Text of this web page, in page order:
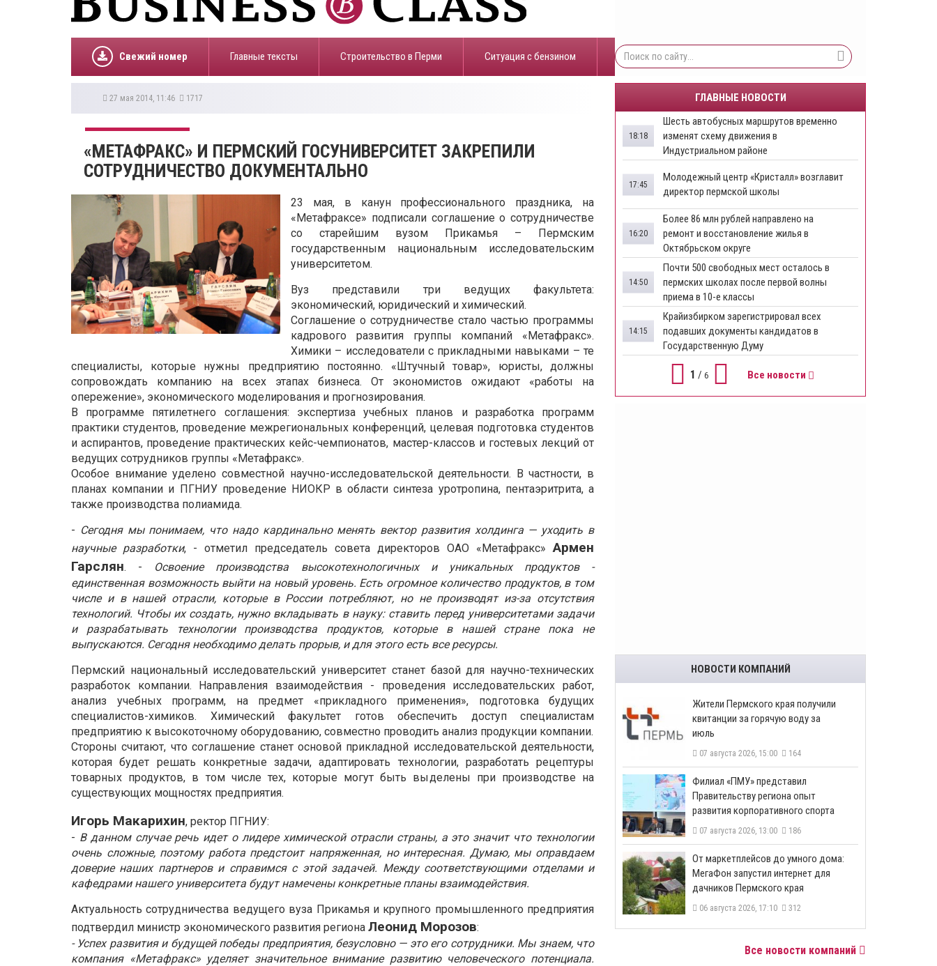
Свежий номер Главные тексты Строительство в Перми ​Ситуация с бензином
27 мая 2014, 11:46 1717
«МЕТАФРАКС» И ПЕРМСКИЙ ГОСУНИВЕРСИТЕТ ЗАКРЕПИЛИ
СОТРУДНИЧЕСТВО ДОКУМЕНТАЛЬНО
23 мая, в канун профессионального праздника, на
«Метафраксе» подписали соглашение о сотрудничестве
со старейшим вузом Прикамья – Пермским
государственным национальным исследовательским
университетом.
Вуз представили три ведущих факультета:
экономический, юридический и химический.
Соглашение о сотрудничестве стало частью программы
кадрового развития группы компаний «Метафракс».
Химики – исследователи с прикладными навыками – те
специалисты, которые нужны предприятию постоянно. «Штучный товар», юристы, должны
сопровождать компанию на всех этапах бизнеса. От экономистов ожидают «работы на
опережение», экономического моделирования и прогнозирования.
В программе пятилетнего соглашения: экспертиза учебных планов и разработка программ
практики студентов, проведение межрегиональных конференций, целевая подготовка студентов
и аспирантов, проведение практических кейс-чемпионатов, мастер-классов и гостевых лекций от
ведущих сотрудников группы «Метафракс».
Особое внимание уделено совместной научно-исследовательской деятельности. В частности, в
планах компании и ПГНИУ проведение НИОКР в области синтеза уротропина, пентаэритрита, а
также производства полиамида.
- Сегодня мы понимаем, что надо кардинально менять вектор развития холдинга — уходить в
научные разработки, - отметил председатель совета директоров ОАО «Метафракс»Армен
Гарслян. - Освоение производства высокотехнологичных и уникальных продуктов -
единственная возможность выйти на новый уровень. Есть огромное количество продуктов, в том
числе и в нашей отрасли, которые в России потребляют, но не производят из-за отсутствия
технологий. Чтобы их создать, нужно вкладывать в науку: ставить перед университетами задачи
и разрабатывать технологии производства продуктов, которые в нашей стране пока не
выпускаются. Сегодня необходимо делать прорыв, и для этого есть все ресурсы.
Пермский национальный исследовательский университет станет базой для научно-технических
разработок компании. Направления взаимодействия - проведения исследовательских работ,
анализ учебных программ, на предмет «прикладного применения», подготовка будущих
специалистов-химиков. Химический факультет готов обеспечить доступ специалистам
предприятию к высокоточному оборудованию, совместно проводить анализ продукции компании.
Стороны считают, что соглашение станет основой прикладной исследовательской деятельности,
которая будет решать конкретные задачи, адаптировать технологии, разработать рецептуры
товарных продуктов, в том числе тех, которые могут быть выделены при производстве на
существующих мощностях предприятия.
Игорь Макарихин, ректор ПГНИУ:
- В данном случае речь идет о лидере химической отрасли страны, а это значит что технологии
очень сложные, поэтому работа предстоит напряженная, но интересная. Думаю, мы оправдаем
доверие наших партнеров и справимся с этой задачей. Между соответствующими отделами и
кафедрами нашего университета будут намечены конкретные планы взаимодействия.
Актуальность сотрудничества ведущего вуза Прикамья и крупного промышленного предприятия
подтвердил министр экономического развития региона Леонид Морозов:
- Успех развития и будущей победы предприятия, безусловно — это его сотрудники. Мы знаем, что
компания «Метафракс» уделяет значительное внимание развитию человеческого потенциала.
ГЛАВНЫЕ НОВОСТИ
Шесть автобусных маршрутов временно
изменят схему движения в
Индустриальном районе
18:18
Молодежный центр «Кристалл» возглавит
директор пермской школы
17:45
Более 86 млн рублей направлено на
ремонт и восстановление жилья в
Октябрьском округе
16:20
Почти 500 свободных мест осталось в
пермских школах после первой волны
приема в 10-е классы
14:50
Крайизбирком зарегистрировал всех
подавших документы кандидатов в
Государственную Думу
14:15
1 / 6 Все новости
НОВОСТИ КОМПАНИЙ
​Жители Пермского края получили
квитанции за горячую воду за
июль
07 августа 2026, 15:00 164
​Филиал «ПМУ» представил
Правительству региона опыт
развития корпоративного спорта
07 августа 2026, 13:00 186
От маркетплейсов до умного дома:
МегаФон запустил интернет для
дачников Пермского края
06 августа 2026, 17:10 312
Все новости компаний